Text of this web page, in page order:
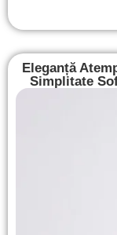
Eleganță
Simplitate